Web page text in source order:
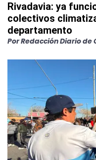
Rivadavia: ya
colectivos
departamento
PorRedacción Diario de